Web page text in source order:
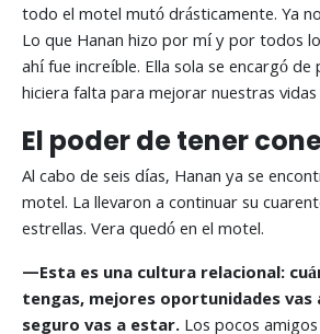
todo el motel mutó drásticamente. Ya
Lo que Hanan hizo por mí y por todos
ahí fue increíble. Ella sola se encargó de
hiciera falta para mejorar nuestras vidas
El poder de tener
Al cabo de seis días, Hanan ya se
motel. La llevaron a continuar su
estrellas. Vera quedó en el motel.
—Esta es una cultura relacional:
tengas, mejores oportunidades vas
seguro vas a estar.Los pocos